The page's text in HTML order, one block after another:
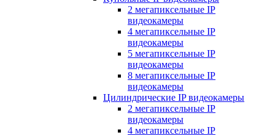
2 мегапиксельные IP
видеокамеры
4 мегапиксельные IP
видеокамеры
5 мегапиксельные IP
видеокамеры
8 мегапиксельные IP
видеокамеры
Цилиндрические IP видеокамеры
2 мегапиксельные IP
видеокамеры
4 мегапиксельные IP